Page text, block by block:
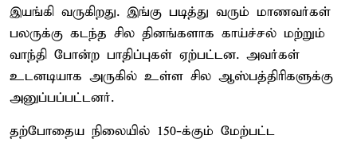
இயங்கி வருகிறது. இங்கு படித்து வரும் மாணவர்கள்
பலருக்கு கடந்த சில தினங்களாக காய்ச்சல் மற்றும்
வாந்தி போன்ற பாதிப்புகள் ஏற்பட்டன. அவர்கள்
உடனடியாக அருகில் உள்ள சில ஆஸ்பத்திரிகளுக்கு
அனுப்பப்பட்டனர்.
தற்போதைய நிலையில் 150-க்கும் மேற்பட்ட